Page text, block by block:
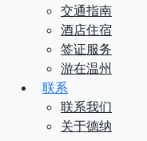
交通指南
酒店住宿
签证服务
游在温州
联系
联系我们
关于德纳